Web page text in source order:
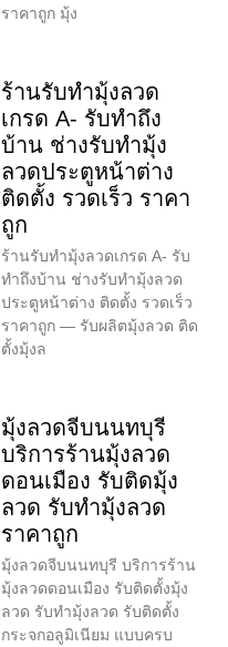
ราคาถูก มุ้ง
ร้านรับทำมุ้งลวด
เกรด A- รับทำถึง
บ้าน ช่างรับทำมุ้ง
ลวดประตูหน้าต่าง
ติดตั้ง รวดเร็ว ราคา
ถูก
ร้านรับทำมุ้งลวดเกรด A- รับ
ทำถึงบ้าน ช่างรับทำมุ้งลวด
ประตูหน้าต่าง ติดตั้ง รวดเร็ว
ราคาถูก — รับผลิตมุ้งลวด ติด
ตั้งมุ้งล
มุ้งลวดจีบนนทบุรี
บริการร้านมุ้งลวด
ดอนเมือง รับติดมุ้ง
ลวด รับทำมุ้งลวด
ราคาถูก
มุ้งลวดจีบนนทบุรี บริการร้าน
มุ้งลวดดอนเมือง รับติดตั้งมุ้ง
ลวด รับทำมุ้งลวด รับติดตั้ง
กระจกอลูมิเนียม แบบครบ